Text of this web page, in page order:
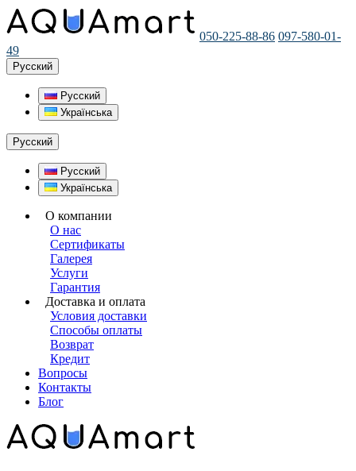
050-225-88-86 097-580-01-
49
Русский
Русский
Українська
Русский
Русский
Українська
О компании
О нас
Сертификаты
Галерея
Услуги
Гарантия
Доставка и оплата
Условия доставки
Способы оплаты
Возврат
Кредит
Вопросы
Контакты
Блог